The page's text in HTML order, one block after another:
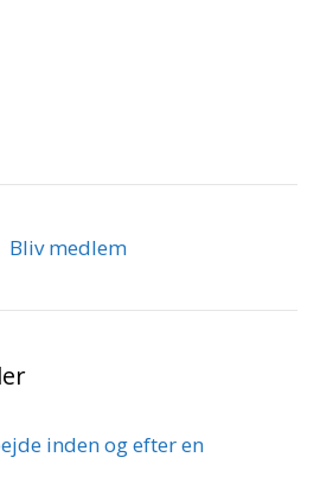
Bliv medlem
inden og efter en